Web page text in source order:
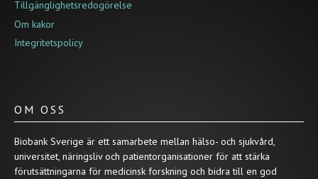
Tillgänglighetsredogörelse
Om kakor
Integritetspolicy
OM OSS
Biobank Sverige är ett samarbete mellan hälso- och sjukvård,
universitet, näringsliv och patientorganisationer för att stärka
förutsättningarna för medicinsk forskning och bidra till en god